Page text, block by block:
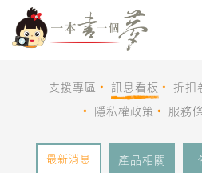
支援專區 訊息看板 折扣
隱私權政策
服務
最新消息 產品相關